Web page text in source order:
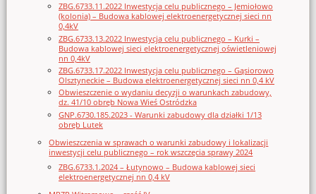
ZBG.6733.11.2022 Inwestycja celu publicznego – Jemiołowo
(kolonia) – Budowa kablowej elektroenergetycznej sieci nn
0,4kV
ZBG.6733.13.2022 Inwestycja celu publicznego – Kurki –
Budowa kablowej sieci elektroenergetycznej oświetleniowej
nn 0,4kV
ZBG.6733.17.2022 Inwestycja celu publicznego – Gąsiorowo
Olsztyneckie – Budowa elektroenergetycznej sieci nn 0,4 kV
Obwieszczenie o wydaniu decyzji o warunkach zabudowy,
dz. 41/10 obręb Nowa Wieś Ostródzka
GNP.6730.185.2023 - Warunki zabudowy dla działki 1/13
obręb Lutek
Obwieszczenia w sprawach o warunki zabudowy i lokalizacji
inwestycji celu publicznego – rok wszczęcia sprawy 2024
ZBG.6733.1.2024 – Łutynowo – Budowa kablowej sieci
elektroenergetycznej nn 0,4 kV